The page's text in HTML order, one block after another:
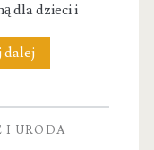
dla dzieci i
dalejMR
I URODA